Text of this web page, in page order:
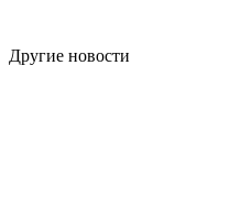
Другие новости